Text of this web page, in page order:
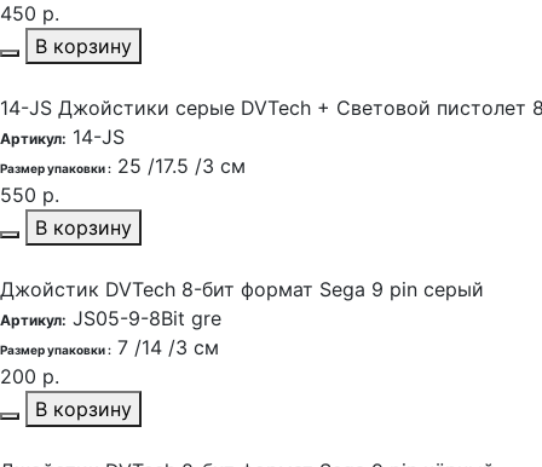
450 р.
В корзину
14-JS Джойстики серые DVTech + Cветовой пистолет
Артикул: 14-JS
Размер упаковки : 25 /17.5 /3 см
550 р.
В корзину
Джойстик DVTech 8-бит формат Sega 9 pin серый
Артикул: JS05-9-8Bit gre
Размер упаковки : 7 /14 /3 см
200 р.
В корзину